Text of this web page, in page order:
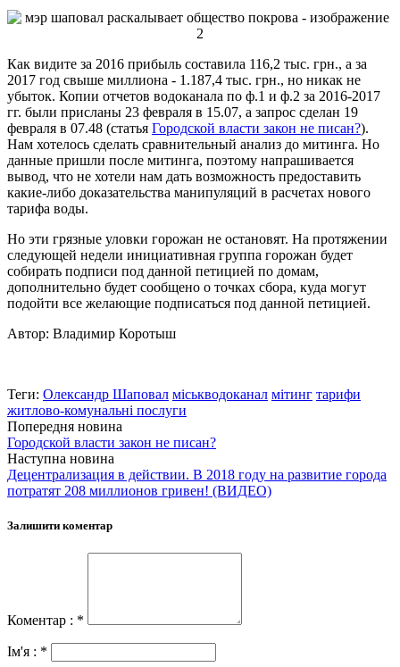
Как видите за 2016 прибыль составила 116,2 тыс. грн., а за
2017 год свыше миллиона - 1.187,4 тыс. грн., но никак не
убыток. Копии отчетов водоканала по ф.1 и ф.2 за 2016-2017
гг. были присланы 23 февраля в 15.07, а запрос сделан 19
февраля в 07.48 (статья Городской власти закон не писан?).
Нам хотелось сделать сравнительный анализ до митинга. Но
данные пришли после митинга, поэтому напрашивается
вывод, что не хотели нам дать возможность предоставить
какие-либо доказательства манипуляций в расчетах нового
тарифа воды.
Но эти грязные уловки горожан не остановят. На протяжении
следующей недели инициативная группа горожан будет
собирать подписи под данной петицией по домам,
дополнительно будет сообщено о точках сбора, куда могут
подойти все желающие подписаться под данной петицией.
Автор: Владимир Коротыш
Теги: Олександр Шаповал міськводоканал мітинг тарифи
житлово-комунальні послуги
Попередня новина
Городской власти закон не писан?
Наступна новина
Децентрализация в действии. В 2018 году на развитие города
потратят 208 миллионов гривен! (ВИДЕО)
Залишити коментар
Коментар : *
Ім'я : *